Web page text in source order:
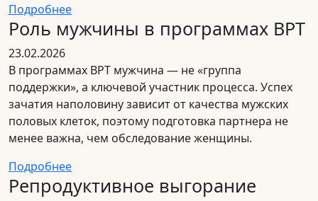
Подробнее
Роль мужчины в программах ВРТ
23.02.2026
В программах ВРТ мужчина — не «группа
поддержки», а ключевой участник процесса. Успех
зачатия наполовину зависит от качества мужских
половых клеток, поэтому подготовка партнера не
менее важна, чем обследование женщины.
Подробнее
Репродуктивное выгорание